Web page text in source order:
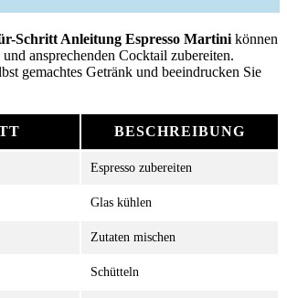
Schritt Anleitung Espresso Martini können
ansprechenden Cocktail zubereiten.
gemachtes Getränk und beeindrucken Sie
BESCHREIBUNG
Espresso zubereiten
Glas kühlen
Zutaten mischen
Schütteln